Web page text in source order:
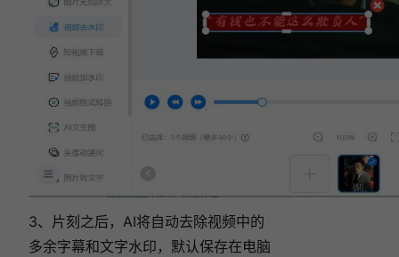
3、片刻之后，AI将自动去除视频中的
多余字幕和文字水印，默认保存在电脑